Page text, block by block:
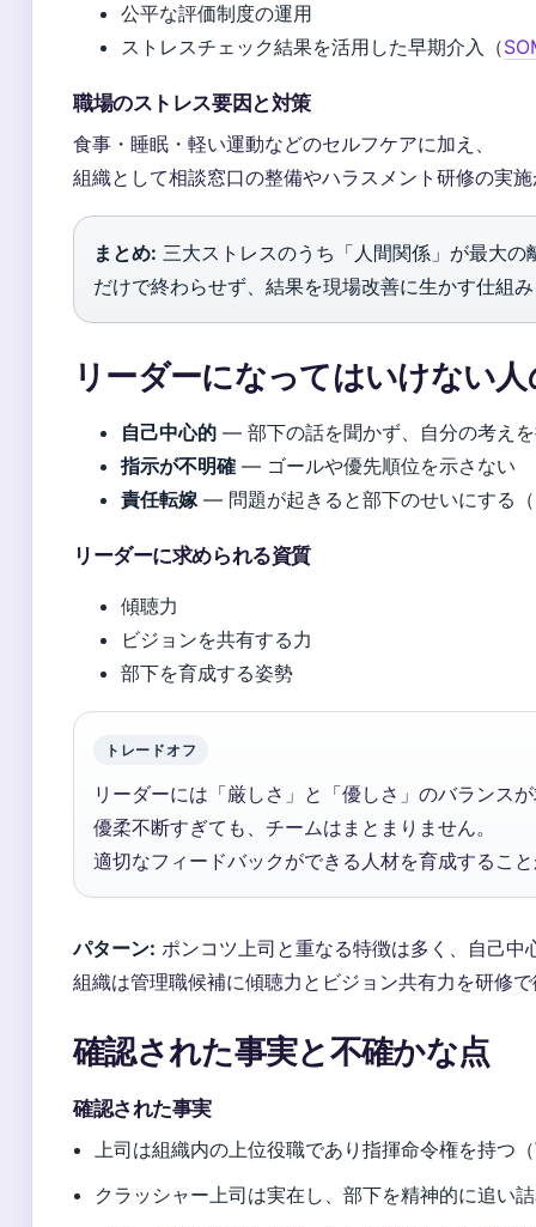
公平な評価制度の運用
ストレスチェック結果を活用した早期介入（
職場のストレス要因と対策
食事・睡眠・軽い運動などのセルフケアに加え、
組織として相談窓口の整備やハラスメント研修の実
まとめ: 三大ストレスのうち「人間関係」が最大
だけで終わらせず、結果を現場改善に生かす仕組
リーダーになってはいけない
自己中心的 — 部下の話を聞かず、自分の考え
指示が不明確 — ゴールや優先順位を示さない
責任転嫁— 問題が起きると部下のせいにする
リーダーに求められる資質
傾聴力
ビジョンを共有する力
部下を育成する姿勢
トレードオフ
リーダーには「厳しさ」と「優しさ」のバランス
優柔不断すぎても、チームはまとまりません。
適切なフィードバックができる人材を育成するこ
パターン: ポンコツ上司と重なる特徴は多く、自己
組織は管理職候補に傾聴力とビジョン共有力を研修
確認された事実と不確かな点
確認された事実
上司は組織内の上位役職であり指揮命令権を持つ
クラッシャー上司は実在し、部下を精神的に追い